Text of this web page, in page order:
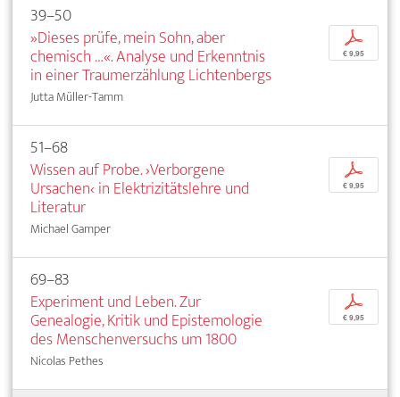
39–50
»Dieses prüfe, mein Sohn, aber
chemisch …«. Analyse und Erkenntnis
in einer Traumerzählung Lichtenbergs
Jutta Müller-Tamm
p
€ 9,95
51–68
Wissen auf Probe. ›Verborgene
Ursachen‹ in Elektrizitätslehre und
Literatur
Michael Gamper
p
€ 9,95
69–83
Experiment und Leben. Zur
Genealogie, Kritik und Epistemologie
des Menschenversuchs um 1800
Nicolas Pethes
p
€ 9,95